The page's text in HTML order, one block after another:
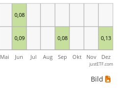
0,09 0,08 0,13
0,08
Mai Jun Jul Aug Sep Okt Nov Dez
justETF.com
Bild